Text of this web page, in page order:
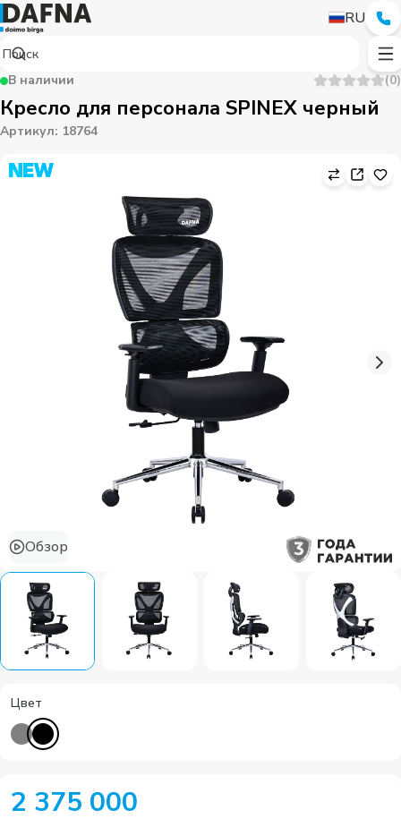
RU
Обзор
В наличии (0)
Кресло для персонала SPINEX черный
Артикул: 18764
2 375 000
Цвет